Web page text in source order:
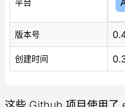
平台
版本号
创建时间